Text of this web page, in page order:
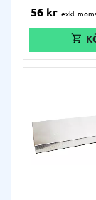
56 kr